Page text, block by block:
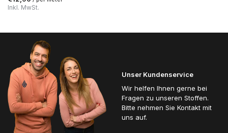
Inkl. MwSt.
Unser Kundenservice
Wir helfen Ihnen gerne bei
Fragen zu unseren Stoffen.
Bitte nehmen Sie Kontakt mit
uns auf.